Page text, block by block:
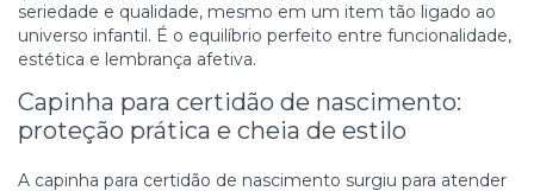
seriedade e qualidade, mesmo em um item tão ligado ao
universo infantil. É o equilíbrio perfeito entre funcionalidade,
estética e lembrança afetiva.
Capinha para certidão de nascimento:
proteção prática e cheia de estilo
A capinha para certidão de nascimento surgiu para atender